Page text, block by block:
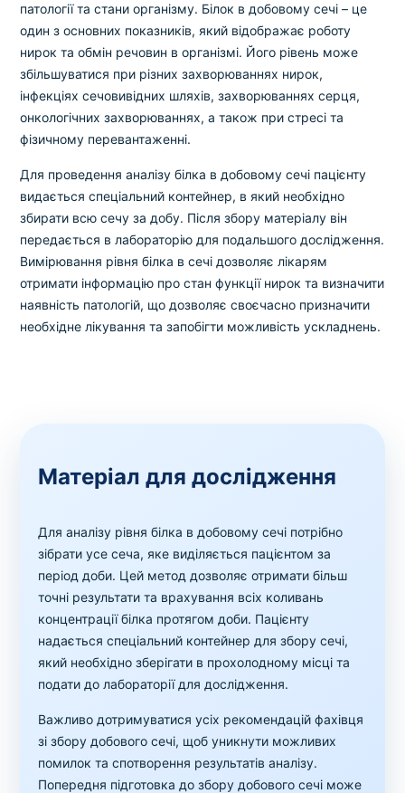
патології та стани організму. Білок в добовому сечі – це
один з основних показників, який відображає роботу
нирок та обмін речовин в організмі. Його рівень може
збільшуватися при різних захворюваннях нирок,
інфекціях сечовивідних шляхів, захворюваннях серця,
онкологічних захворюваннях, а також при стресі та
фізичному перевантаженні.
Для проведення аналізу білка в добовому сечі пацієнту
видається спеціальний контейнер, в який необхідно
збирати всю сечу за добу. Після збору матеріалу він
передається в лабораторію для подальшого дослідження.
Вимірювання рівня білка в сечі дозволяє лікарям
отримати інформацію про стан функції нирок та визначити
наявність патологій, що дозволяє своєчасно призначити
необхідне лікування та запобігти можливість ускладнень.
Матеріал для дослідження
Для аналізу рівня білка в добовому сечі потрібно
зібрати усе сеча, яке виділяється пацієнтом за
період доби. Цей метод дозволяє отримати більш
точні результати та врахування всіх коливань
концентрації білка протягом доби. Пацієнту
надається спеціальний контейнер для збору сечі,
який необхідно зберігати в прохолодному місці та
подати до лабораторії для дослідження.
Важливо дотримуватися усіх рекомендацій фахівця
зі збору добового сечі, щоб уникнути можливих
помилок та спотворення результатів аналізу.
Попередня підготовка до збору добового сечі може
Якщо ви не знаєте, які аналізи вам необхідні,
запишіться до лікаряна консультацію .
* Адміністрація клініки вживає всіх заходів для
своєчасного оновлення розміщеного на сайті прайс-
листа. Проте, щоб уникнути можливих непорозумінь,
виконання досліджень за телефонами, вказаними на
сайті.